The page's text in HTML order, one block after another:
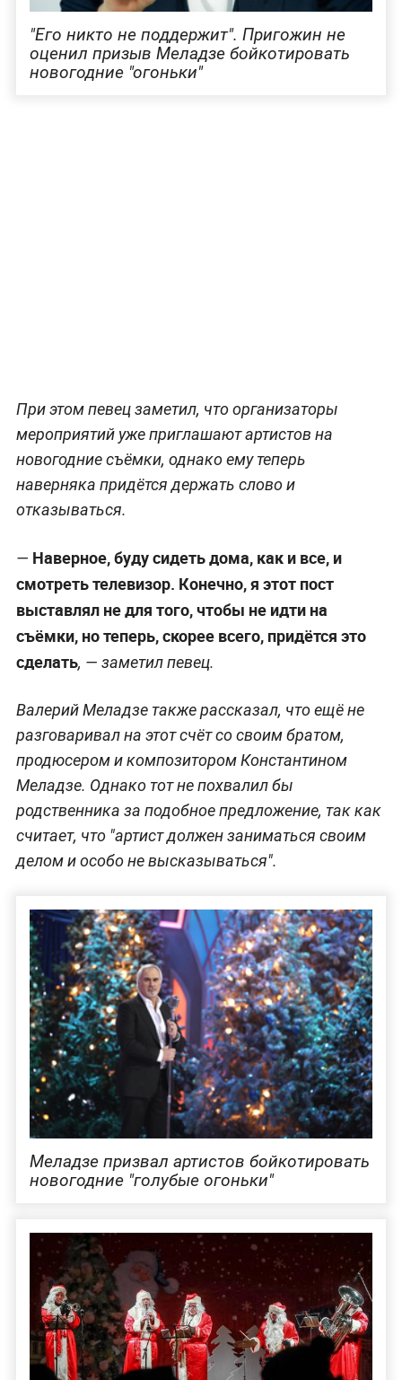
"Его никто не поддержит". Пригожин не
оценил призыв Меладзе бойкотировать
новогодние "огоньки"
При этом певец заметил, что организаторы
мероприятий уже приглашают артистов на
новогодние съёмки, однако ему теперь
наверняка придётся держать слово и
отказываться.
— Наверное, буду сидеть дома, как и все, и
смотреть телевизор. Конечно, я этот пост
выставлял не для того, чтобы не идти на
съёмки, но теперь, скорее всего, придётся это
сделать, — заметил певец.
Валерий Меладзе также рассказал, что ещё не
разговаривал на этот счёт со своим братом,
продюсером и композитором Константином
Меладзе. Однако тот не похвалил бы
родственника за подобное предложение, так как
считает, что "артист должен заниматься своим
делом и особо не высказываться".
Меладзе призвал артистов бойкотировать
новогодние "голубые огоньки"